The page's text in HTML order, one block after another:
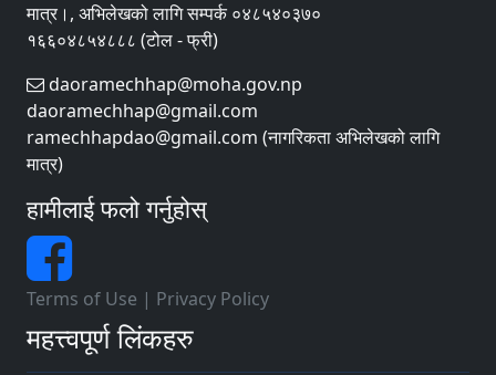
मात्र।, अभिलेखको लागि सम्पर्क ०४८५४०३७०
१६६०४८५४८८८ (टोल - फ्री)
daoramechhap@moha.gov.np
daoramechhap@gmail.com
ramechhapdao@gmail.com (नागरिकता अभिलेखको लागि
मात्र)
हामीलाई फलो गर्नुहोस्
Terms of Use | Privacy Policy
महत्त्वपूर्ण लिंकहरु